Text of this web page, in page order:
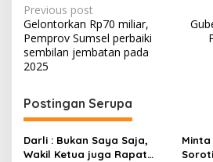
P
o
s
n
a
v
Previous post
Gelontorkan Rp70 miliar,
Pemprov Sumsel perbaiki
sembilan jembatan pada
2025
Postingan Serupa
Darli : Bukan Saya Saja,
Wakil Ketua juga Rapat
Minta